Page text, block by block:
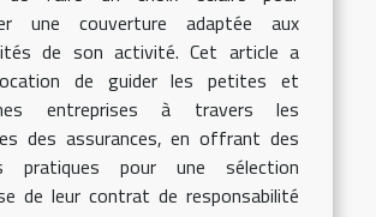
une couverture adaptée aux
de son activité. Cet article a
de guider les petites et
entreprises à travers les
des assurances, en offrant des
pratiques pour une sélection
de leur contrat de responsabilité